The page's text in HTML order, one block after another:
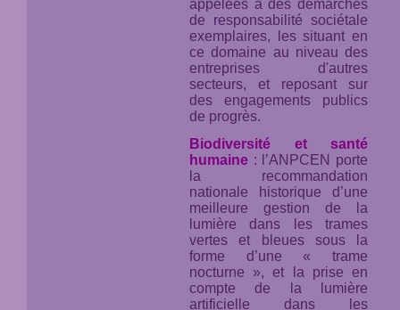
appelées à des démarches
de responsabilité sociétale
exemplaires, les situant en
ce domaine au niveau des
entreprises d'autres
secteurs, et reposant sur
des engagements publics
de progrès.
Biodiversité et santé
humaine : l’ANPCEN porte
la recommandation
nationale historique d’une
meilleure gestion de la
lumière dans les trames
vertes et bleues sous la
forme d’une « trame
nocturne », et la prise en
compte de la lumière
artificielle dans les